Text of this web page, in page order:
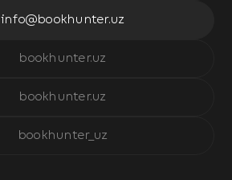
info@bookhunter.uz
bookhunter.uz
bookhunter.uz
bookhunter_uz